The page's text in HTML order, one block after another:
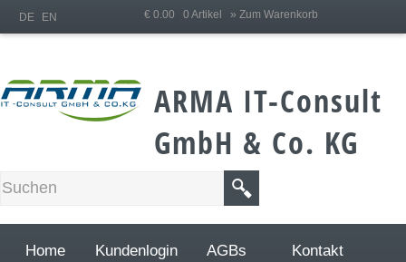
€ 0.00 0 Artikel » Zum Warenkorb
DE EN
ARMA IT-Consult
GmbH & Co. KG
Home Kundenlogin AGBs Kontakt